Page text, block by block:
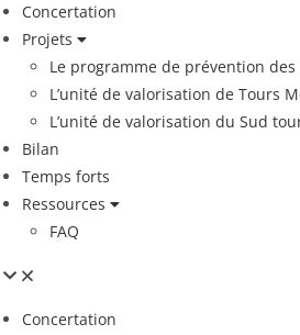
Concertation
Projets
Le programme de prévention des
L’unité de valorisation de Tours
L’unité de valorisation du Sud
Bilan
Temps forts
Ressources
FAQ
Concertation